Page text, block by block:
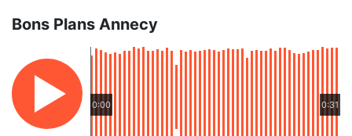
Bons Plans Annecy
0:00 0:31